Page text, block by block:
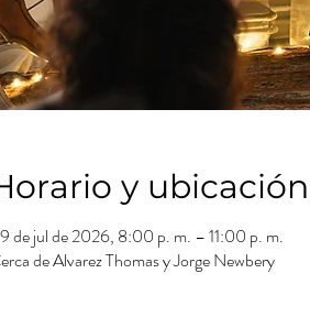
y ubicación
de jul de 2026, 8:00 p. m. – 11:00 p. m.
de Alvarez Thomas y Jorge Newbery